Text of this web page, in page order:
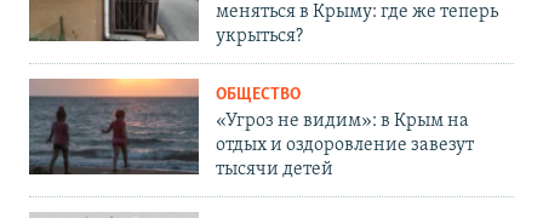
меняться в Крыму: где же теперь
укрыться?
ОБЩЕСТВО
«Угроз не видим»: в Крым на
отдых и оздоровление завезут
тысячи детей